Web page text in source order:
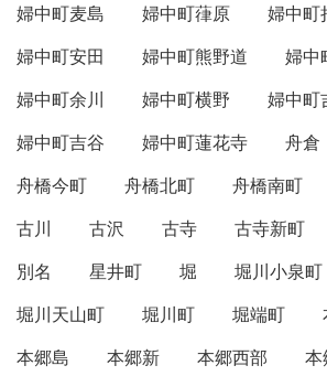
婦中町麦島
婦中町葎原
婦中町
婦中町安田
婦中町熊野道
婦中
婦中町余川
婦中町横野
婦中町
婦中町吉谷
婦中町蓮花寺 舟倉
舟橋今町
舟橋北町 舟橋南町
古川
古沢 古寺 古寺新町
別名
星井町 堀
堀川小泉町
堀川天山町
堀川町 堀端町
本郷島
本郷新 本郷西部
本